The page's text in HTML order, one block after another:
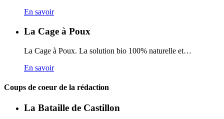
En savoir
La Cage à Poux
La Cage à Poux. La solution bio 100% naturelle et…
En savoir
Coups de coeur de la rédaction
La Bataille de Castillon